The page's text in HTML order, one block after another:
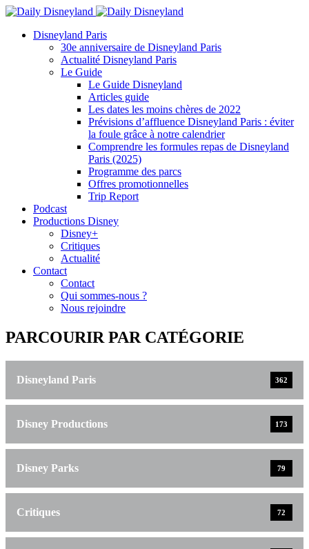
Disneyland Paris
30e anniversaire de Disneyland Paris
Actualité Disneyland Paris
Le Guide
Le Guide Disneyland
Articles guide
Les dates les moins chères de 2022
Prévisions d’affluence Disneyland Paris : éviter
la foule grâce à notre calendrier
Comprendre les formules repas de Disneyland
Paris (2025)
Programme des parcs
Offres promotionnelles
Trip Report
Podcast
Productions Disney
Disney+
Critiques
Actualité
Contact
Contact
Qui sommes-nous ?
Nous rejoindre
PARCOURIR PAR CATÉGORIE
Disneyland Paris 362
Disney Productions 173
Disney Parks 79
Critiques 72